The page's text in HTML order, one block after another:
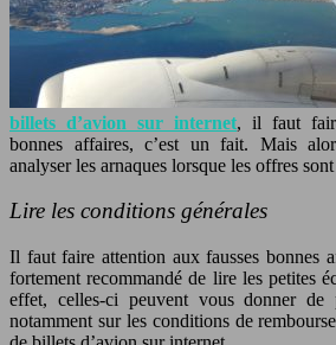
billets d’avion sur internet, il faut
bonnes affaires, c’est un fait. Mais
analyser les arnaques lorsque les offres
Lire les conditions générales
Il faut faire attention aux fausses bonnes
fortement recommandé de lire les petites
effet, celles-ci peuvent vous donner de
notamment sur les conditions de